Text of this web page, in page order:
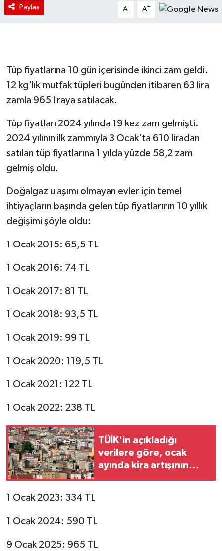
Paylaş A- A+
Tüp fiyatlarına 10 gün içerisinde ikinci zam geldi.
12 kg'lık mutfak tüpleri bugünden itibaren 63 lira
zamla 965 liraya satılacak.
Tüp fiyatları 2024 yılında 19 kez zam gelmişti.
2024 yılının ilk zammıyla 3 Ocak'ta 610 liradan
satılan tüp fiyatlarına 1 yılda yüzde 58,2 zam
gelmiş oldu.
Doğalgaz ulaşımı olmayan evler için temel
ihtiyaçların başında gelen tüp fiyatlarının 10 yıllık
değişimi şöyle oldu:
1 Ocak 2015: 65,5 TL
1 Ocak 2016: 74 TL
1 Ocak 2017: 81 TL
1 Ocak 2018: 93,5 TL
1 Ocak 2019: 99 TL
1 Ocak 2020: 119,5 TL
1 Ocak 2021: 122 TL
1 Ocak 2022: 238 TL
TÜİK'in açıkladığı
verilere göre, ocak
ayında kira artışının
1 Ocak 2023: 334 TL
1 Ocak 2024: 590 TL
9 Ocak 2025: 965 TL